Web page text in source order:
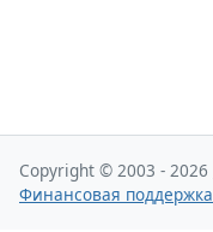
Copyright © 2003 - 2026
Финансовая поддержка